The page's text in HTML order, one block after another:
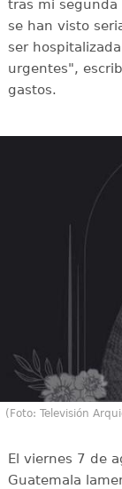
tras mi
se han visto
ser
urgentes",
gastos.
(Foto: Televisión
El viernes 7 de
Guatemala